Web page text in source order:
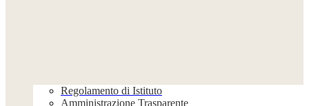
Regolamento di Istituto
Amministrazione Trasparente